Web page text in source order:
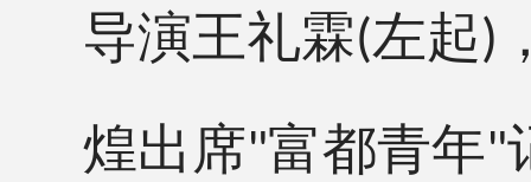
导演王礼霖(左起)
煌出席"富都青年"